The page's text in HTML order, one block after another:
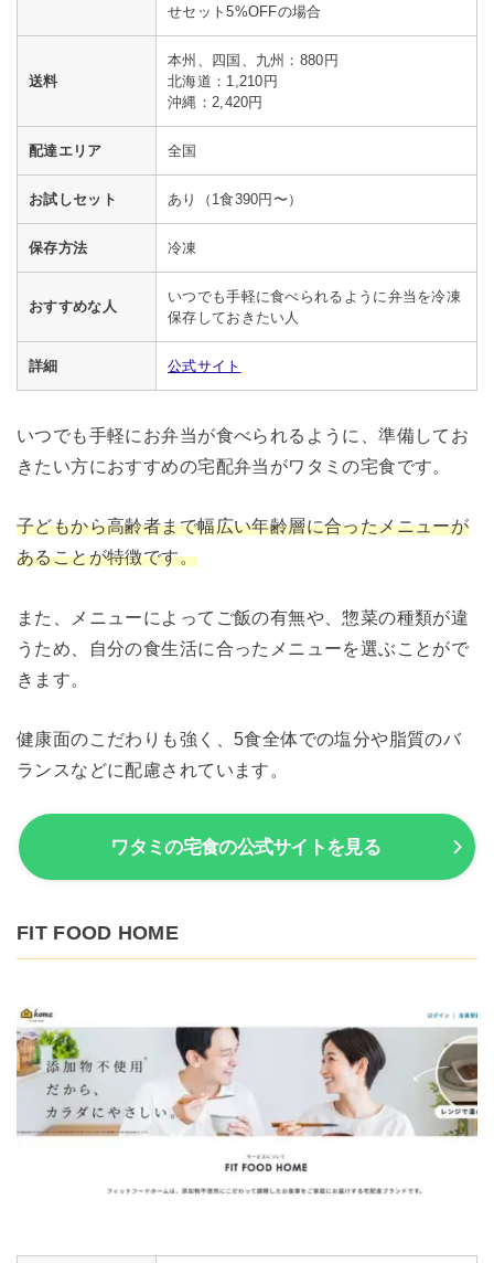
せセット5%OFFの場合
送料
本州、四国、九州：880円
北海道：1,210円
沖縄：2,420円
配達エリア 全国
お試しセット あり（1食390円〜）
保存方法 冷凍
おすすめな人
いつでも手軽に食べられるように弁当を冷凍
保存しておきたい人
詳細 公式サイト
いつでも手軽にお弁当が食べられるように、準備してお
きたい方におすすめの宅配弁当がワタミの宅食です。
子どもから高齢者まで幅広い年齢層に合ったメニューが
あることが特徴です。
また、メニューによってご飯の有無や、惣菜の種類が違
うため、自分の食生活に合ったメニューを選ぶことがで
きます。
健康面のこだわりも強く、5食全体での塩分や脂質のバ
ランスなどに配慮されています。
ワタミの宅食の公式サイトを見る
FIT FOOD HOME